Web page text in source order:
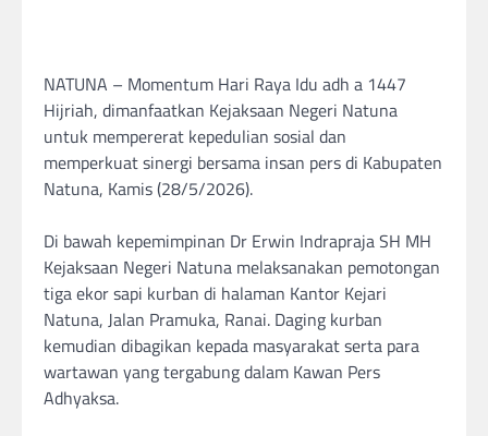
‎NATUNA – Momentum Hari Raya Idu adh a 1447
Hijriah, dimanfaatkan Kejaksaan Negeri Natuna
untuk mempererat kepedulian sosial dan
memperkuat sinergi bersama insan pers di Kabupaten
Natuna, Kamis (28/5/2026).
‎Di bawah kepemimpinan Dr Erwin Indrapraja SH MH
Kejaksaan Negeri Natuna melaksanakan pemotongan
tiga ekor sapi kurban di halaman Kantor Kejari
Natuna, Jalan Pramuka, Ranai. Daging kurban
kemudian dibagikan kepada masyarakat serta para
wartawan yang tergabung dalam Kawan Pers
Adhyaksa.